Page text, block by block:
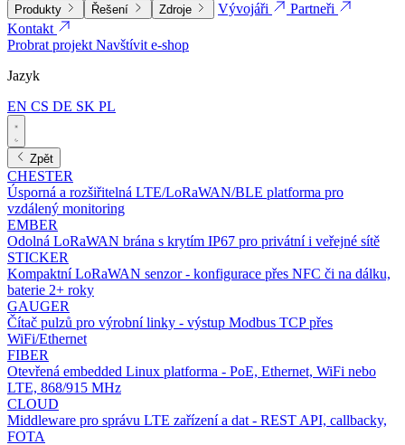
Produkty Řešení Zdroje Vývojáři
Partneři
Kontakt
Probrat projektNavštívit e-shop
Jazyk
EN CS DE SK PL
Zpět
CHESTER
Úsporná a rozšiřitelná LTE/LoRaWAN/BLE platforma pro
vzdálený monitoring
EMBER
Odolná LoRaWAN brána s krytím IP67 pro privátní i veřejné sítě
STICKER
Kompaktní LoRaWAN senzor - konfigurace přes NFC či na dálku,
baterie 2+ roky
GAUGER
Čítač pulzů pro výrobní linky - výstup Modbus TCP přes
WiFi/Ethernet
FIBER
Otevřená embedded Linux platforma - PoE, Ethernet, WiFi nebo
LTE, 868/915 MHz
CLOUD
Middleware pro správu LTE zařízení a dat - REST API, callbacky,
FOTA